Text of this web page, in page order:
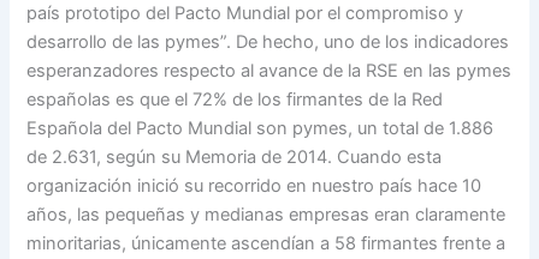
país prototipo del Pacto Mundial por el compromiso y
desarrollo de las pymes”. De hecho, uno de los indicadores
esperanzadores respecto al avance de la RSE en las pymes
españolas es que el 72% de los firmantes de la Red
Española del Pacto Mundial son pymes, un total de 1.886
de 2.631, según su Memoria de 2014. Cuando esta
organización inició su recorrido en nuestro país hace 10
años, las pequeñas y medianas empresas eran claramente
minoritarias, únicamente ascendían a 58 firmantes frente a